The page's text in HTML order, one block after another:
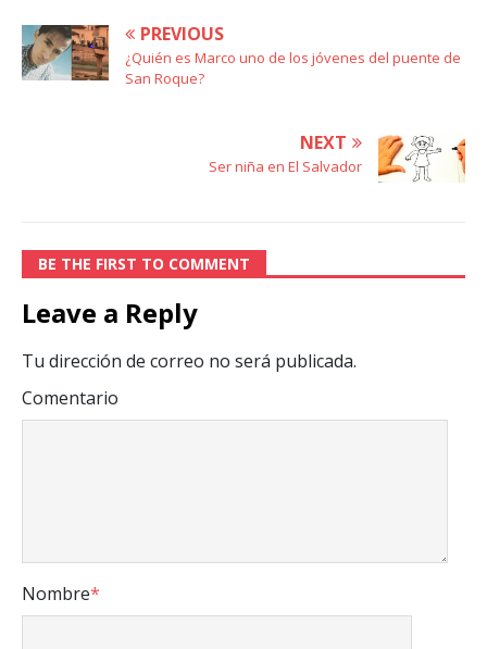
PREVIOUS
¿Quién es Marco uno de los jóvenes del puente de
San Roque?
NEXT
Ser niña en El Salvador
BE THE FIRST TO COMMENT
Leave a Reply
Tu dirección de correo no será publicada.
Comentario
Nombre*